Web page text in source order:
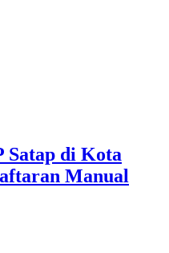
Satap di Kota
Manual